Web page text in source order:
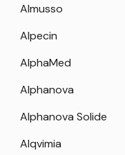
Almusso
Alpecin
AlphaMed
Alphanova
Alphanova Solide
Alqvimia